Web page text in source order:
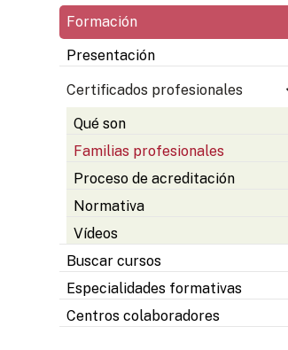
Formación
Presentación
Certificados profesionales
Qué son
Familias profesionales
Proceso de acreditación
Normativa
Vídeos
Buscar cursos
Especialidades formativas
Centros colaboradores